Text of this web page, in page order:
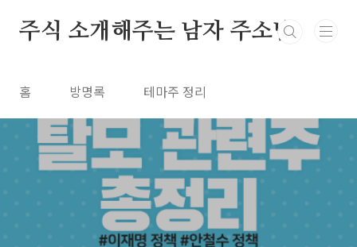
주식 소개해주는 남자 주소남
홈 방명록 테마주 정리